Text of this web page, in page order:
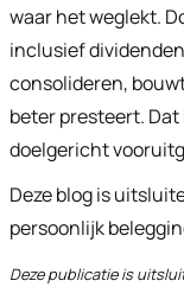
waar het weglekt.
inclusief
consolideren,
beter presteert. Dat
doelgericht
Deze blog is
persoonlijk
Deze publicatie is